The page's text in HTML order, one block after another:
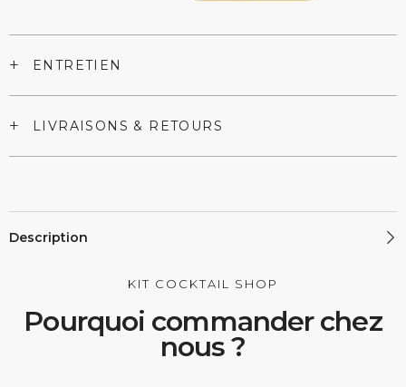
+ ENTRETIEN
+ LIVRAISONS & RETOURS
Description
KIT COCKTAIL SHOP
Pourquoi commander chez
nous ?